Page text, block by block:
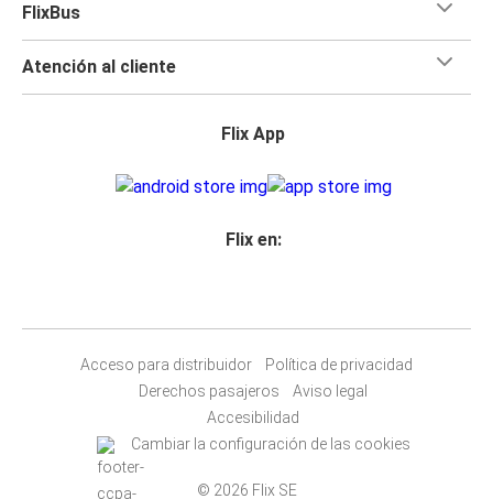
FlixBus
Atención al cliente
Flix App
Flix en:
Acceso para distribuidor
Política de privacidad
Derechos pasajeros
Aviso legal
Accesibilidad
Cambiar la configuración de las cookies
© 2026 Flix SE